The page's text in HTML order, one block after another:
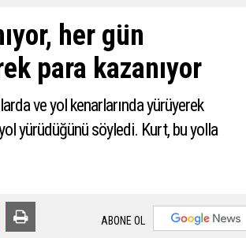
her gün
para kazanıyor
ve yol kenarlarında yürüyerek
yürüdüğünü söyledi. Kurt, bu yolla
ABONE OL